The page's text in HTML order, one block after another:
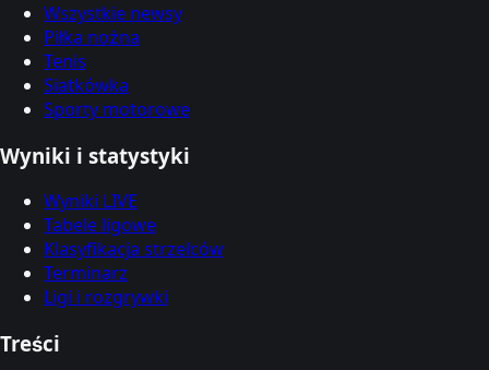
Wszystkie newsy
Piłka nożna
Tenis
Siatkówka
Sporty motorowe
Wyniki i statystyki
Wyniki LIVE
Tabele ligowe
Klasyfikacja strzelców
Terminarz
Ligi i rozgrywki
Treści